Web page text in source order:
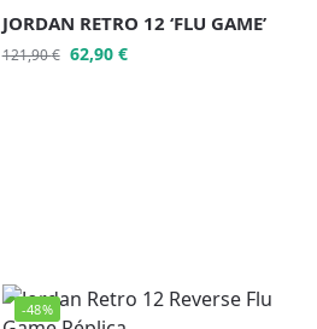
JORDAN RETRO 12 ‘FLU GAME’
121,90€ 62,90 €
-48%